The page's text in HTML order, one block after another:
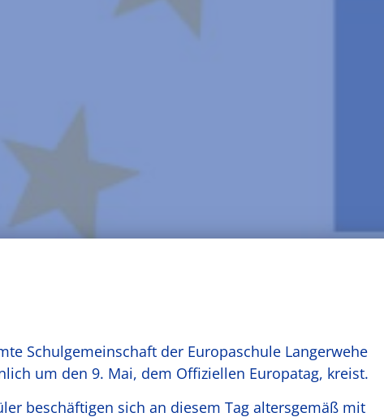
Schulgemeinschaft der Europaschule Langerwehe
um den 9. Mai, dem Offiziellen Europatag, kreist.
beschäftigen sich an diesem Tag altersgemäß mit